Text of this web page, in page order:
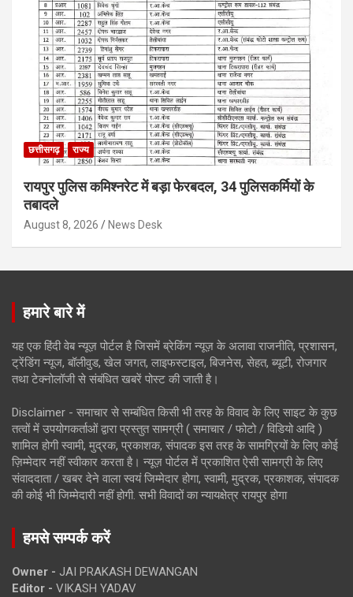
छत्तीसगढ़ राज्य
रायपुर पुलिस कमिश्नरेट में बड़ा फेरबदल, 34 पुलिसकर्मियों के
तबादले
August 8, 2026 News Desk
हमारे बारे में
यह एक हिंदी वेब न्यूज़ पोर्टल है जिसमें ब्रेकिंग न्यूज़ के अलावा राजनीति, प्रशासन,
ट्रेंडिंग न्यूज, बॉलीवुड, खेल जगत, लाइफस्टाइल, बिजनेस, सेहत, ब्यूटी, रोजगार
तथा टेक्नोलॉजी से संबंधित खबरें पोस्ट की जाती है।
Disclaimer - समाचार से सम्बंधित किसी भी तरह के विवाद के लिए साइट के कुछ
तत्वों में उपयोगकर्ताओं द्वारा प्रस्तुत सामग्री ( समाचार / फोटो / विडियो आदि )
शामिल होगी स्वामी, मुद्रक, प्रकाशक, संपादक इस तरह के सामग्रियों के लिए कोई
ज़िम्मेदार नहीं स्वीकार करता है। न्यूज़ पोर्टल में प्रकाशित ऐसी सामग्री के लिए
संवाददाता / खबर देने वाला स्वयं जिम्मेदार होगा, स्वामी, मुद्रक, प्रकाशक, संपादक
की कोई भी जिम्मेदारी नहीं होगी. सभी विवादों का न्यायक्षेत्र रायपुर होगा
हमसे सम्पर्क करें
Owner - JAI PRAKASH DEWANGAN
Editor - VIKASH YADAV